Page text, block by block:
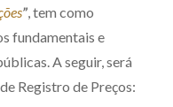
” , tem como
fundamentais e
A seguir, será
Registro de Preços: